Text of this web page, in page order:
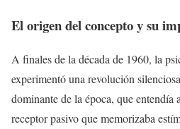
El origen del concepto y su
A finales de la década de 1960, la
experimentó una revolución
dominante de la época, que entendía
receptor pasivo que memorizaba